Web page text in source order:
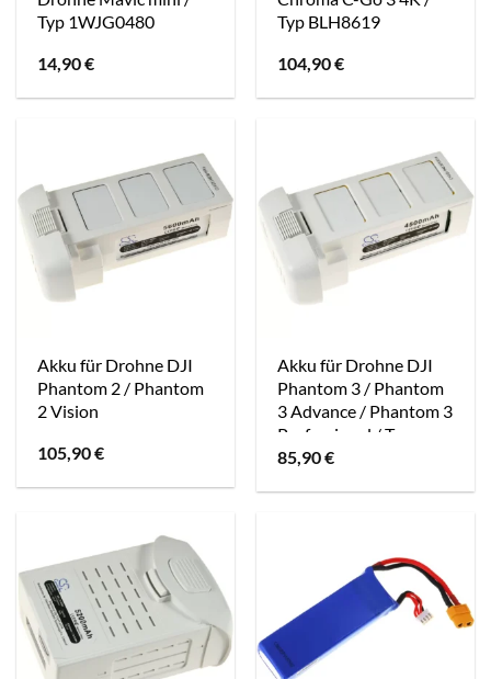
Typ 1WJG0480
14,90€
Typ BLH8619
104,90€
Akku für Drohne DJI
Phantom 2 / Phantom
2 Vision
105,90€
Akku für Drohne DJI
Phantom 3 / Phantom
3 Advance / Phantom 3
Professional / Typ
PHA-3
85,90€